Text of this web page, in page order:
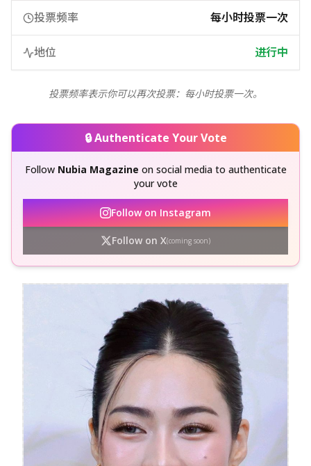
投票频率 每小时投票一次
地位 进行中
投票频率表示你可以再次投票：每小时投票一次。
🔒 Authenticate Your Vote
Follow Nubia Magazine on social media to authenticate
your vote
Follow on Instagram
Follow on X(coming soon)